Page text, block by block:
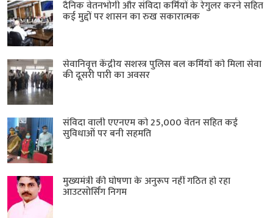
दैनिक वेतनभोगी और संविदा कर्मियों के रेगुलर करने सहित
कई मुद्दों पर शासन का रुख सकारात्मक
सेवानिवृत्त केंद्रीय सशस्त्र पुलिस बल ​कर्मियों को मिला सेवा
की दूसरी पारी का अवसर
संविदा वाली एएनएम को 25,000 वेतन सहित कई
सुविधाओं पर बनी सहमति
मुख्यमंत्री की घोषणा के अनुरूप नहीं गठित हो रहा
आउटसोर्सिंग निगम